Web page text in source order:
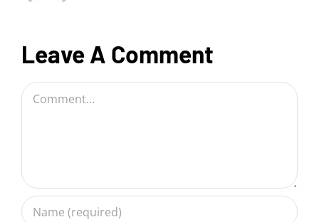
Leave A Comment
Comment